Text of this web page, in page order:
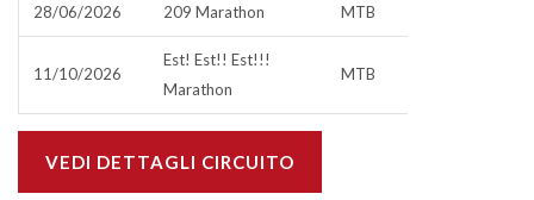
28/06/2026 209 Marathon MTB
11/10/2026
Est! Est!! Est!!!
Marathon
MTB
VEDI DETTAGLI CIRCUITO